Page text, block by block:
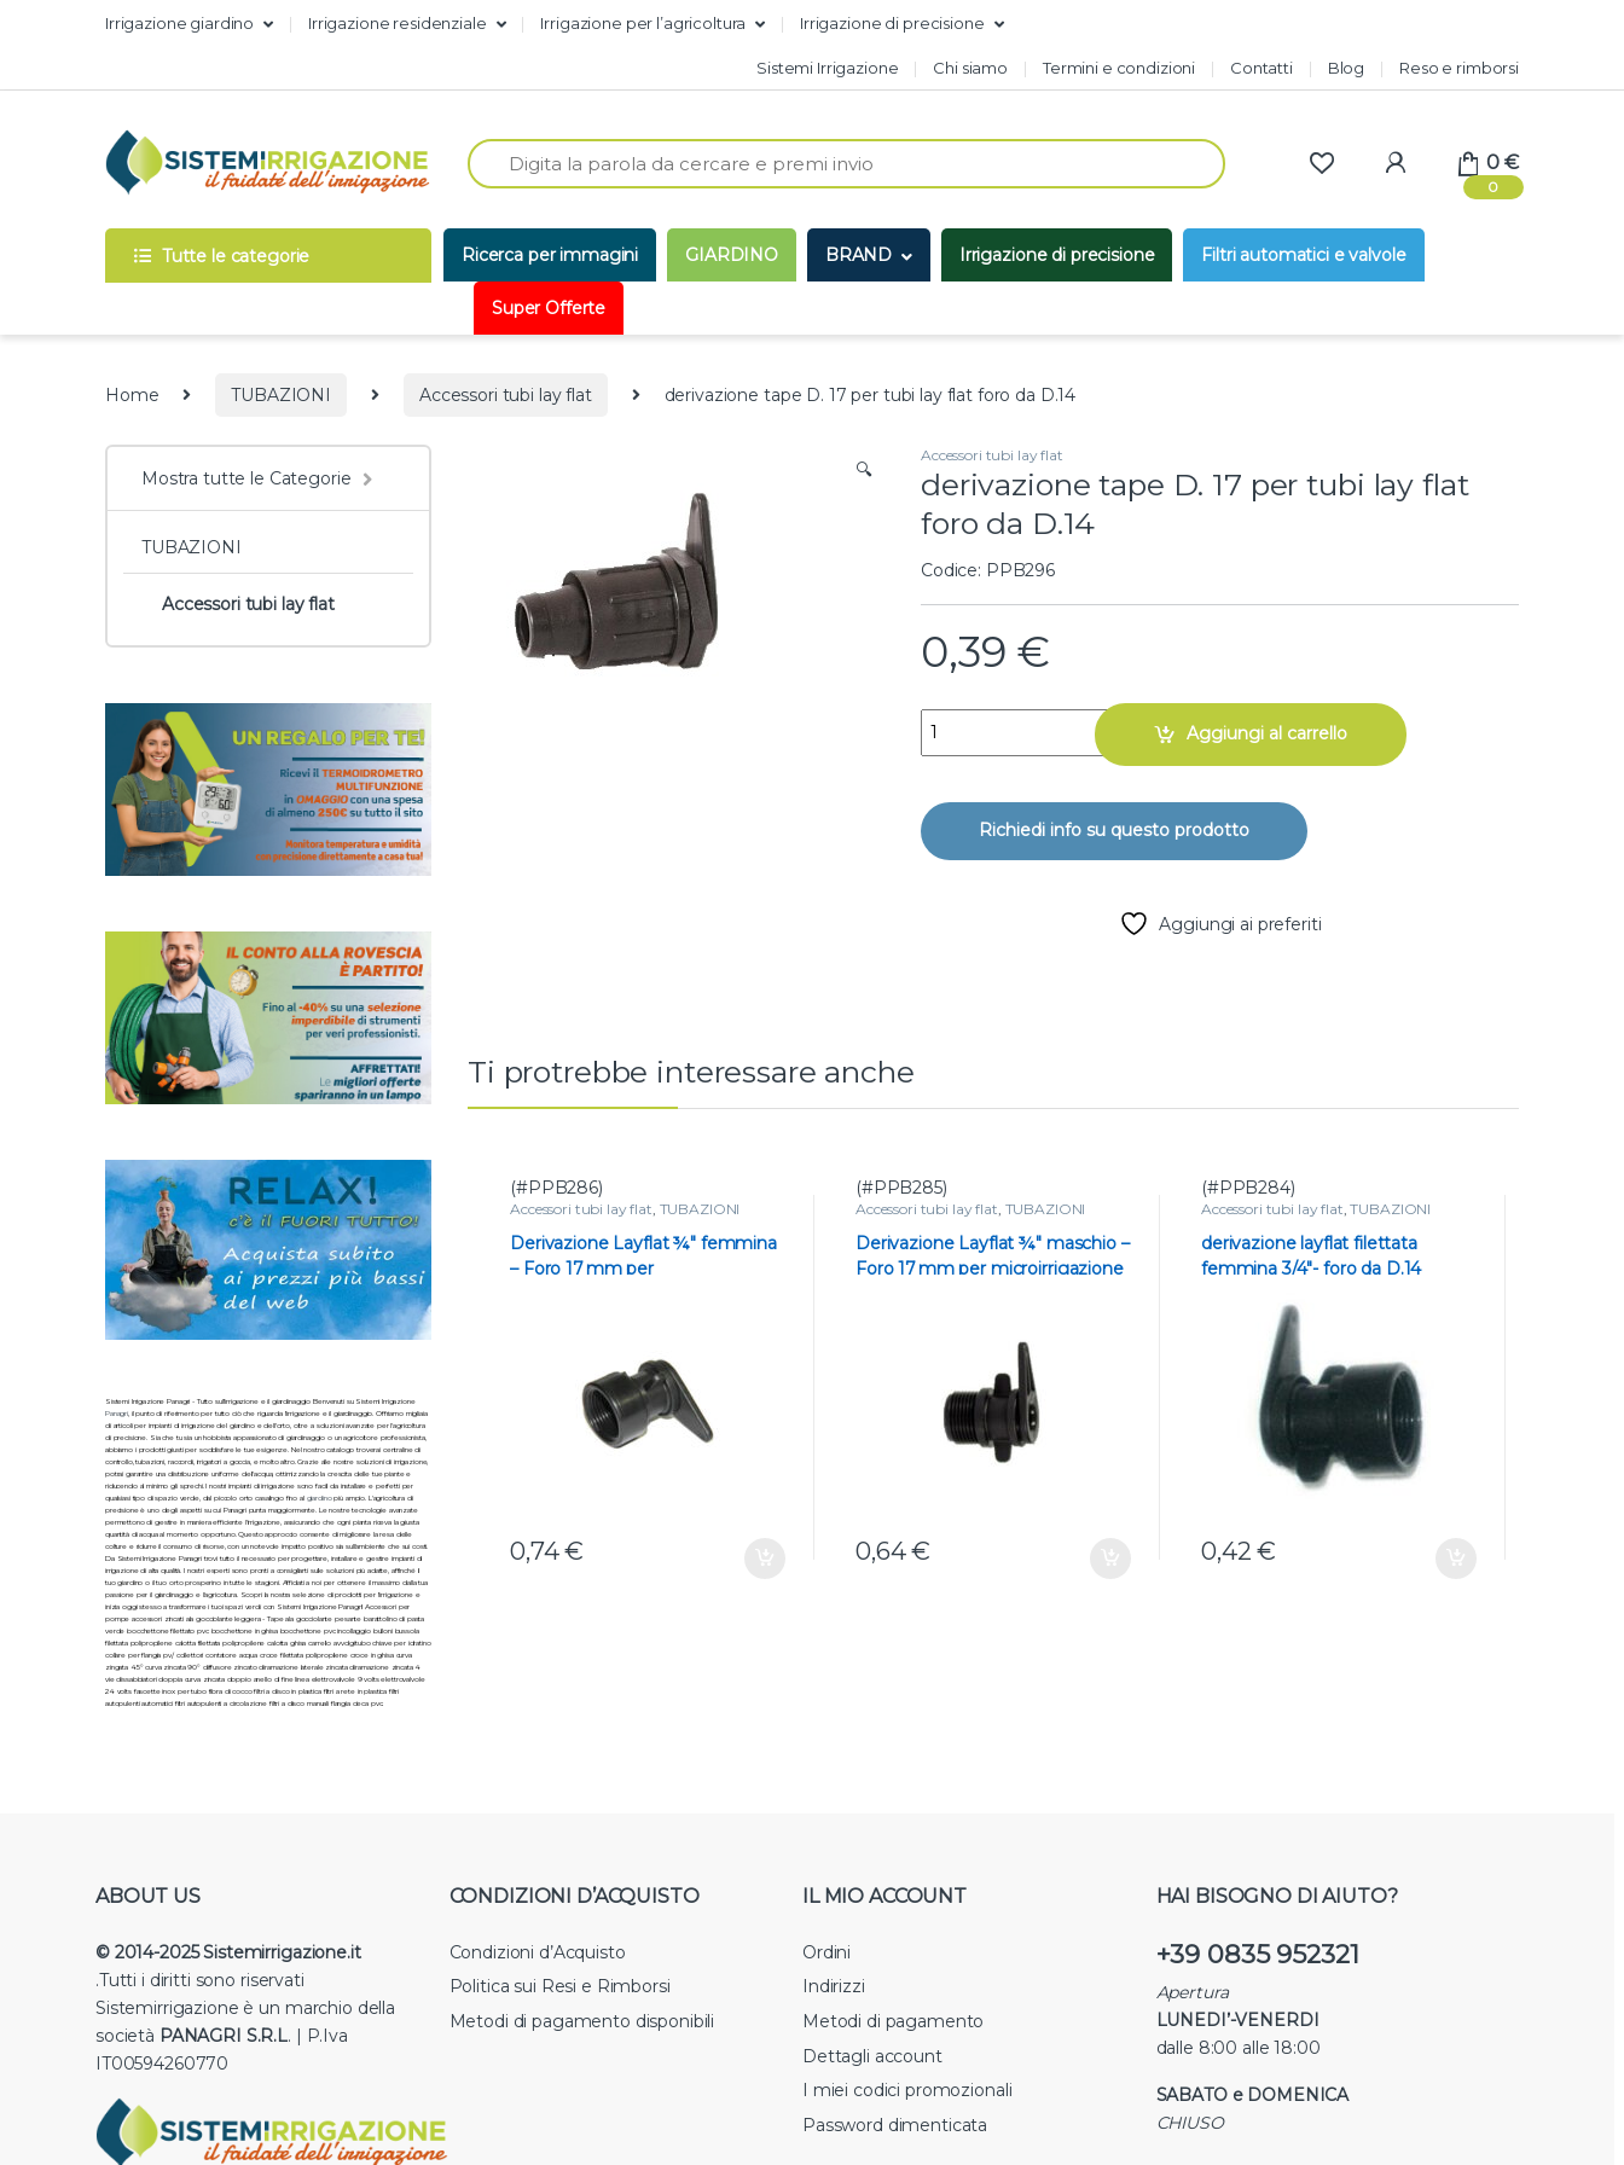
Skip to navigation
Skip to contentIrrigazione giardino Irrigazione residenziale Irrigazione per l’agricoltura Irrigazione di precisione
Sistemi Irrigazione Chi siamo Termini e condizioni Contatti Blog Reso e rimborsi
0
0€
Tutte le categorie Ricerca per immagini GIARDINO BRAND Irrigazione di precisione Filtri automatici e valvole
Super Offerte
Home TUBAZIONI Accessori tubi lay flat derivazione tape D. 17 per tubi lay flat foro da D.14
🔍
Accessori tubi lay flat
derivazione tape D. 17 per tubi lay flat
foro da D.14
Codice: PPB296
0,39 €
derivazione tape D. 17 per tubi lay flat foro da D.14 quantity
Aggiungi al carrello
Aggiungi ai preferiti
Ti protrebbe interessare anche
(#PPB286)
Accessori tubi lay flat TUBAZIONI
Derivazione Layflat ¾″ femmina
– Foro 17 mm per
0,74€
(#PPB285)
Accessori tubi lay flat TUBAZIONI
Derivazione Layflat ¾″ maschio –
Foro 17 mm per microirrigazione
0,64€
(#PPB284)
Accessori tubi lay flat ,TUBAZIONI
derivazione layflat filettata
femmina 3/4″- foro da D.14
0,42€
Mostra tutte le Categorie
TUBAZIONI
Accessori tubi lay flat
Sistemi Irrigazione Panagri - Tutto sull'irrigazione e il giardinaggio Benvenuti su Sistemi Irrigazione
Panagri, il punto di riferimento per tutto ciò che riguarda l'irrigazione e il giardinaggio. Offriamo migliaia
di articoli per impianti di irrigazione del giardino e dell'orto, oltre a soluzioni avanzate per l'agricoltura
di precisione. Sia che tu sia un hobbista appassionato di giardinaggio o un agricoltore professionista,
abbiamo i prodotti giusti per soddisfare le tue esigenze. Nel nostro catalogo troverai centraline di
controllo, tubazioni, raccordi, irrigatori a goccia, e molto altro. Grazie alle nostre soluzioni di irrigazione,
potrai garantire una distribuzione uniforme dell'acqua, ottimizzando la crescita delle tue piante e
riducendo al minimo gli sprechi. I nostri impianti di irrigazione sono facili da installare e perfetti per
qualsiasi tipo di spazio verde, dal piccolo orto casalingo fino al giardinopiù ampio. L'agricoltura di
precisione è uno degli aspetti su cui Panagri punta maggiormente. Le nostre tecnologie avanzate
permettono di gestire in maniera efficiente l'irrigazione, assicurando che ogni pianta riceva la giusta
quantità di acqua al momento opportuno. Questo approccio consente di migliorare la resa delle
colture e ridurre il consumo di risorse, con un notevole impatto positivo sia sull'ambiente che sui costi.
Da Sistemi Irrigazione Panagri trovi tutto il necessario per progettare, installare e gestire impianti di
irrigazione di alta qualità. I nostri esperti sono pronti a consigliarti sulle soluzioni più adatte, affinché il
tuo giardino o il tuo orto prosperino in tutte le stagioni. Affidati a noi per ottenere il massimo dalla tua
passione per il giardinaggio e l'agricoltura. Scopri la nostra selezione di prodotti per l'irrigazione e
inizia oggi stesso a trasformare i tuoi spazi verdi con Sistemi Irrigazione Panagri! Accessori per
pompe accessori zincati ala gocciolante leggera - Tape ala gocciolante pesante barattolino di pasta
verde bocchettone filettato pvc bocchettone in ghisa bocchettone pvc incollaggio bulloni bussola
filettata polipropilene calotta filettata polipropilene calotta ghisa carrello avvolgitubo chiave per idratino
collare per flangia pv/ collettori contatore acqua croce filettata polipropilene croce in ghisa curva
zingata 45° curva zincata 90° diffusore zincato diramazione laterale zincata diramazione zincata 4
vie dissabbiatori doppia curva zincata doppio anello di fine linea elettrovalvole 9 volts elettrovalvole
24 volts fascette inox per tubo fibra di cocco filtri a disco in plastica filtri a rete in plastica filtri
autopulenti automatici filtri autopulenti a circolazione filtri a disco manuali flangia cieca pvc.
ABOUT US
© 2014-2025 Sistemirrigazione.it
.Tutti i diritti sono riservati
Sistemirrigazione è un marchio della
società PANAGRI S.R.L. | P.Iva
IT00594260770
CONDIZIONI D’ACQUISTO
Condizioni d’Acquisto
Politica sui Resi e Rimborsi
Metodi di pagamento disponibili
IL MIO ACCOUNT
Ordini
Indirizzi
Metodi di pagamento
Dettagli account
I miei codici promozionali
Password dimenticata
HAI BISOGNO DI AIUTO?
+39 0835 952321
Apertura
LUNEDI’-VENERDI
dalle 8:00 alle 18:00
SABATO e DOMENICA
CHIUSO